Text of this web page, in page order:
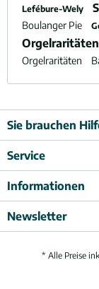
Lefébure-Wely
Boulanger Pie
Orgelraritäten
Orgelraritäten
Sie brauchen
Service
Informationen
Newsletter
* Alle Preise